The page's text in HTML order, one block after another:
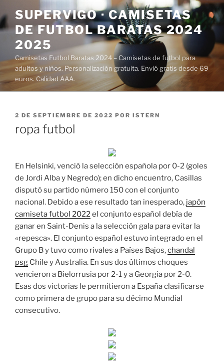
al
contenido
SUPERVIGO · CAMISETAS
DE FUTBOL BARATAS 2024
2025
Camisetas Futbol Baratas 2024 – Camisetas de futbol para
adultos y niños. Personalización gratuita. Envió gratis desde 69
euros. Calidad AAA.
PUBLICADO
2 DE SEPTIEMBRE DE 2022 POR ISTERN
ropa futbol
En Helsinki, venció la selección española por 0-2 (goles
de Jordi Alba y Negredo); en dicho encuentro, Casillas
disputó su partido número 150 con el conjunto
nacional. Debido a ese resultado tan inesperado, japón
camiseta futbol 2022el conjunto español debía de
ganar en Saint-Denis a la selección gala para evitar la
«repesca». El conjunto español estuvo integrado en el
Grupo B y tuvo como rivales a Países Bajos,chandal
psg Chile y Australia. En sus dos últimos choques
vencieron a Bielorrusia por 2-1 y a Georgia por 2-0.
Esas dos victorias le permitieron a España clasificarse
como primera de grupo para su décimo Mundial
consecutivo.